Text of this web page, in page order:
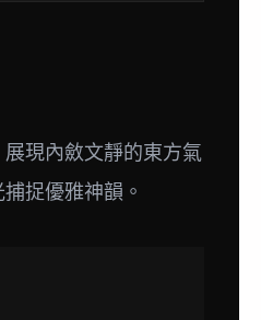
現內斂文靜的東方氣
捉優雅神韻。